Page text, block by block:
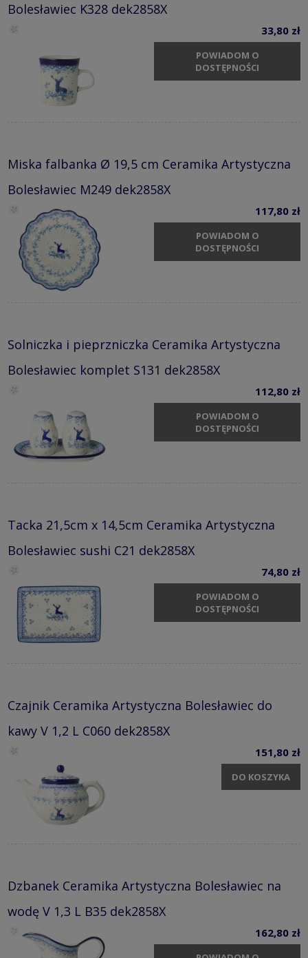
Bolesławiec K328 dek2858X
33,80 zł
POWIADOM O
DOSTĘPNOŚCI
Miska falbanka Ø 19,5 cm Ceramika Artystyczna
Bolesławiec M249 dek2858X
117,80 zł
POWIADOM O
DOSTĘPNOŚCI
Solniczka i pieprzniczka Ceramika Artystyczna
Bolesławiec komplet S131 dek2858X
112,80 zł
POWIADOM O
DOSTĘPNOŚCI
Tacka 21,5cm x 14,5cm Ceramika Artystyczna
Bolesławiec sushi C21 dek2858X
74,80 zł
POWIADOM O
DOSTĘPNOŚCI
Czajnik Ceramika Artystyczna Bolesławiec do
kawy V 1,2 L C060 dek2858X
151,80 zł
DO KOSZYKA
Dzbanek Ceramika Artystyczna Bolesławiec na
wodę V 1,3 L B35 dek2858X
162,80 zł